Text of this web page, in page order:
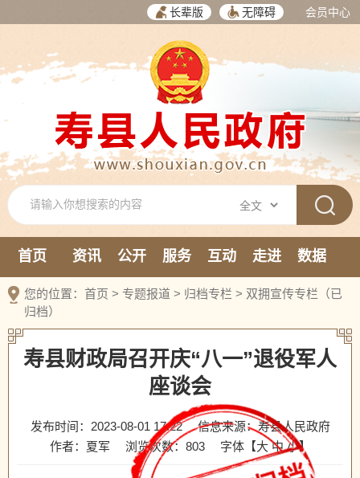
长辈版 无障碍 会员中心
首页 资讯 公开 服务 互动 走进
数据
新媒体
您的位置： 首页 > 专题报道 > 归档专栏 > 双拥宣传专栏（已
归档）
寿县财政局召开庆“八一”退役军人
座谈会
发布时间：2023-08-01 17:22
信息来源：寿县人民政府
作者：夏军
浏览次数： 803 字体【大 中 小】